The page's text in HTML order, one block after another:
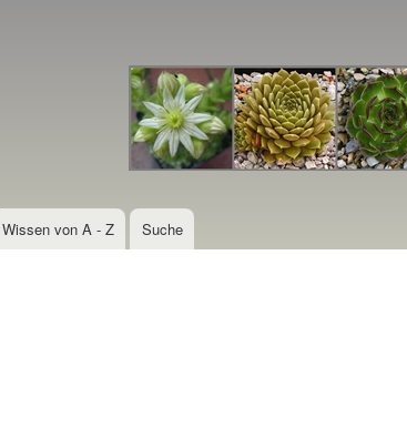
Inhalt
Wissen von A - Z Suche